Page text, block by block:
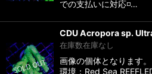
での支払いに対応◽️…
CDU Acropora sp.
在庫数在庫なし
画像の個体となります
環境：Red Sea